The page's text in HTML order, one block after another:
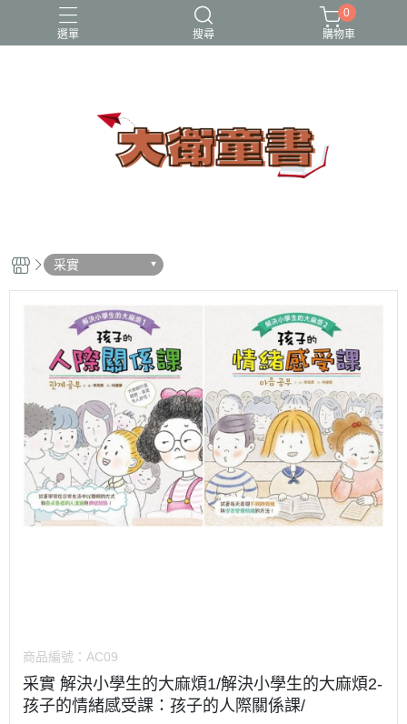
選單 搜尋
小牛頓科學讚 百科
0
購物車
采實
商品編號： AC09
采實 解決小學生的大麻煩1/解決小學生的大麻煩2-
孩子的情緒感受課：孩子的人際關係課/